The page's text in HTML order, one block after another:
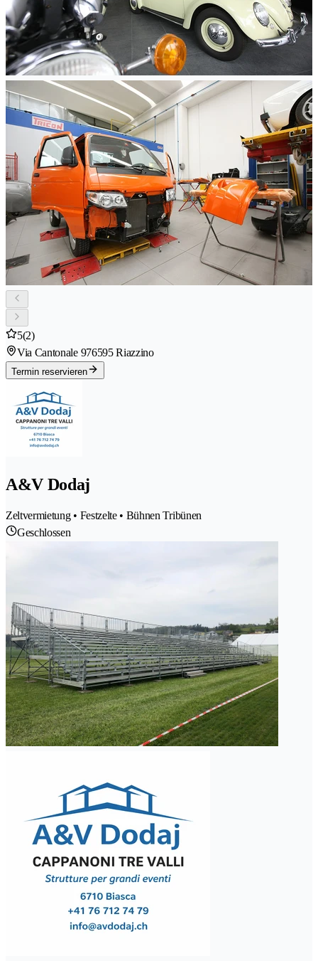
5(2)
Via Cantonale 976595 Riazzino
Termin reservieren
A&V Dodaj
Zeltvermietung • Festzelte • Bühnen Tribünen
Geschlossen